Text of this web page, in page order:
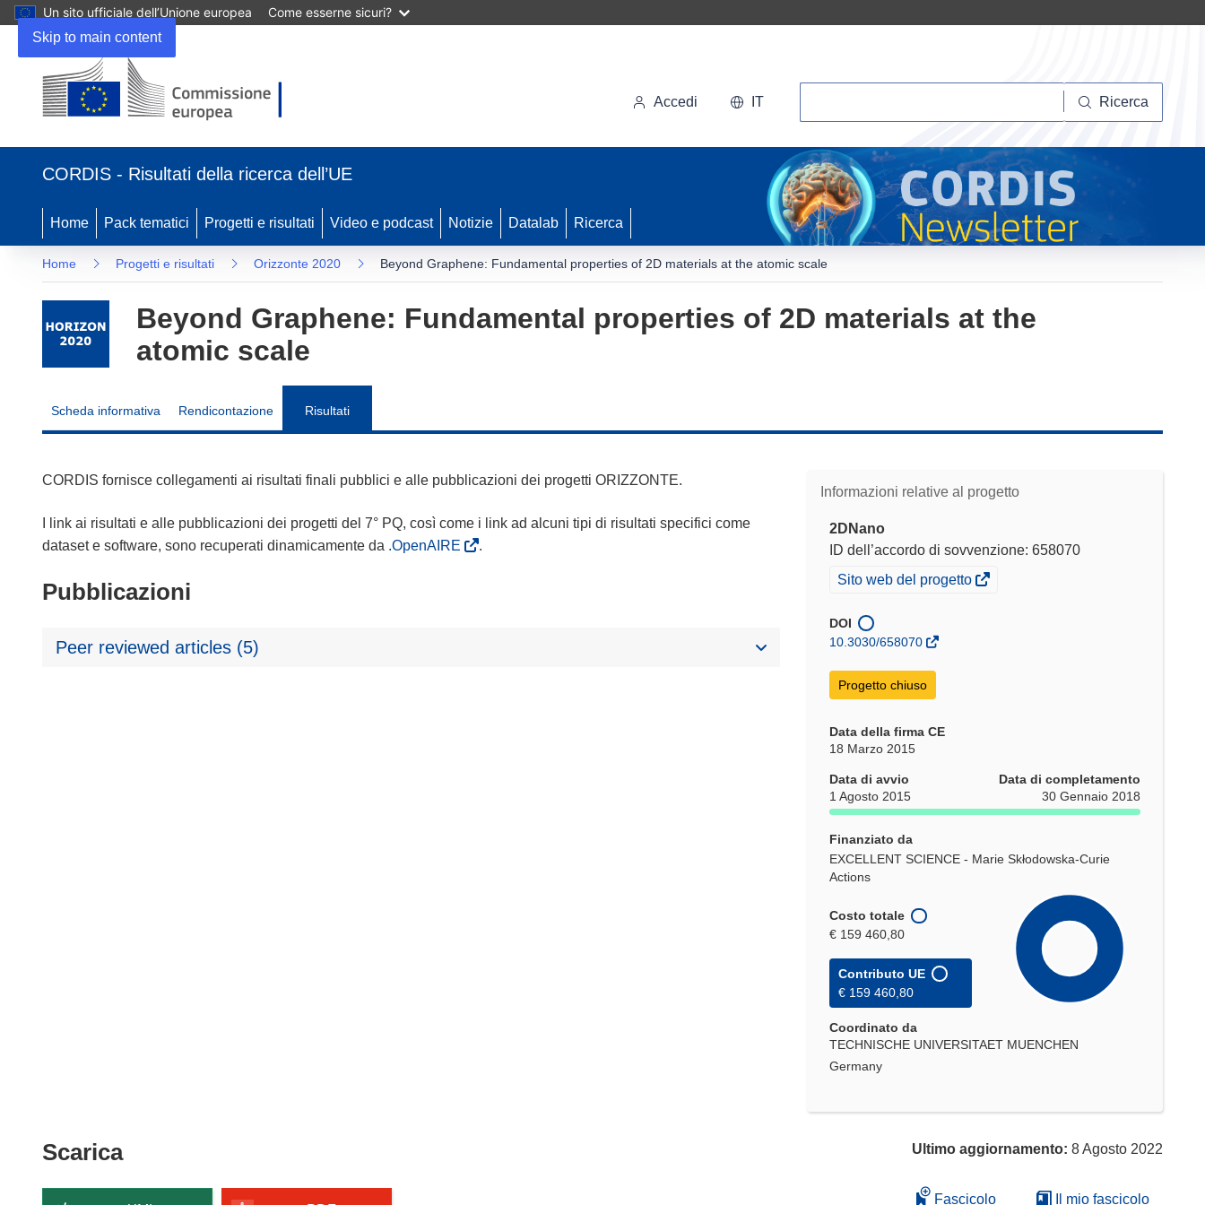
Skip to main content
Un sito ufficiale dell’Unione europea Come esserne sicuri?
in
nuova
finestra)
Accedi IT Ricerca
CORDIS - Risultati della ricerca dell’UE
Home Pack tematici Progetti e risultati Video e podcast Notizie Datalab Ricerca
Home Progetti e risultati Orizzonte 2020 Beyond Graphene: Fundamental properties of 2D materials at the atomic scale
Beyond Graphene: Fundamental properties of 2D materials at the
atomic scale
Scheda informativa Rendicontazione Risultati
Informazioni relative al progetto
2DNano
ID dell’accordo di sovvenzione: 658070
(si
una
nuova
Sito web del progetto
DOI
10.3030/658070
Progetto chiuso
Data della firma CE
18 Marzo 2015
Data di avvio
1 Agosto 2015
Data di completamento
30 Gennaio 2018
Finanziato da
EXCELLENT SCIENCE - Marie Skłodowska-Curie
Actions
Costo totale
€ 159 460,80
Contributo UE
€ 159 460,80
Coordinato da
TECHNISCHE UNIVERSITAET MUENCHEN
Germany
CORDIS fornisce collegamenti ai risultati finali pubblici e alle pubblicazioni dei progetti ORIZZONTE.
I link ai risultati e alle pubblicazioni dei progetti del 7° PQ, così come i link ad alcuni tipi di risultati specifici come
dataset e software, sono recuperati dinamicamente da .OpenAIRE .
Pubblicazioni
Peer reviewed articles (5)
ScaricaScarica
Ultimo aggiornamento: 8 Agosto 2022
Fascicolo Il mio fascicolo